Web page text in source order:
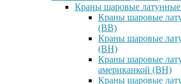
Краны шаровые
Краны шаровые
(ВВ)
Краны шаровые
(ВН)
Краны шаровые
американкой (ВН)
Краны шаровые